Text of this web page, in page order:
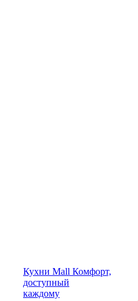
Кухни Mall Комфорт,
доступный
каждому